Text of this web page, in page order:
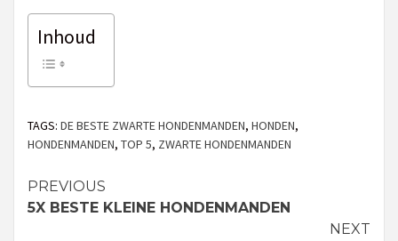
Inhoud
TAGS: DE BESTE ZWARTE HONDENMANDEN, HONDEN,
HONDENMANDEN, TOP 5, ZWARTE HONDENMANDEN
Continue
PREVIOUS
5X BESTE KLEINE HONDENMANDEN
NEXT